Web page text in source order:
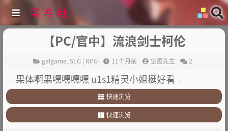
【PC/官中】流浪剑士柯伦
galgame, SLG | RPG 11个月前 空屋先生 2
果体啊果嘿嘿嘿嘿 u1s1精灵小姐挺好看
快速浏览
1.游戏简介
2.其他
快速浏览